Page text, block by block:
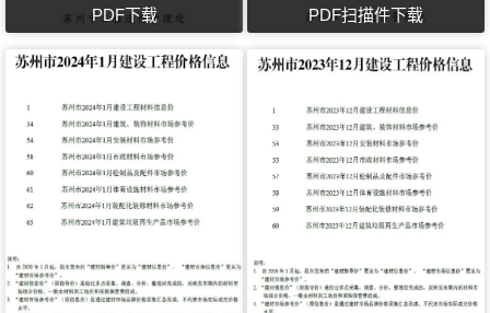
PDF下载
PDF扫描件下载